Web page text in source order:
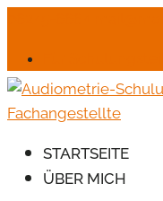
STARTSEITE
ÜBER MICH